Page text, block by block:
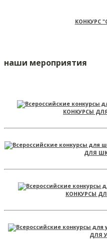
КОНКУРС
наши мероприятия
КОНКУРСЫ
ДЛЯ
КОНКУРСЫ
ДЛЯ